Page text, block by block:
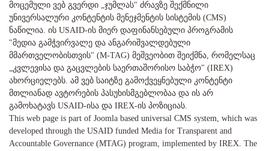
მოცემული ვებ გვერდი „ჯუმლას" ძრავზე შექმნილი
უნივერსალური კონტენტის მენეჯმენტის სისტემის (CMS)
ნაწილია. ის USAID-ის მიერ დაფინანსებული პროგრამის
"მედია გამჭვირვალე და ანგარიშვალდებული
მმართველობისთვის" (M-TAG) მეშვეობით შეიქმნა, რომელსაც
„კვლევისა და გაცვლების საერთაშორისო საბჭო" (IREX)
ახორციელებს. ამ ვებ საიტზე გამოქვეყნებული კონტენტი
მთლიანად ავტორების პასუხისმგებლობაა და ის არ
გამოხატავს USAID-ისა და IREX-ის პოზიციას.
This web page is part of Joomla based universal CMS system, which was
developed through the USAID funded Media for Transparent and
Accountable Governance (MTAG) program, implemented by IREX. The